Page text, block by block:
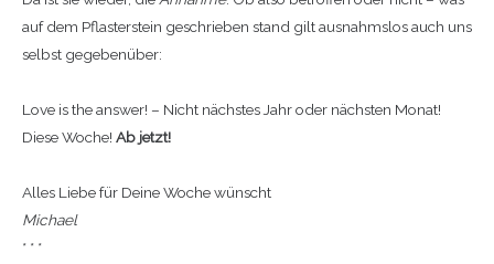
auf dem Pflasterstein geschrieben stand gilt ausnahmslos auch uns
selbst gegebenüber:
Love is the answer! – Nicht nächstes Jahr oder nächsten Monat!
Diese Woche! Ab jetzt!
Alles Liebe für Deine Woche wünscht
Michael
* * *